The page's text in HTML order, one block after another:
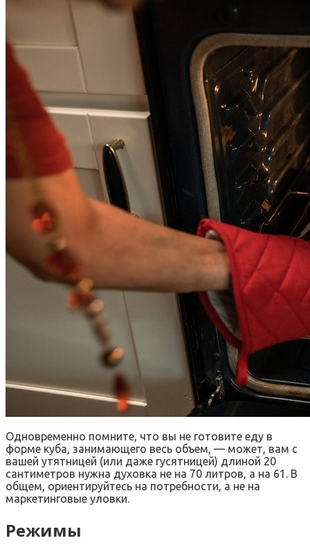
Одновременно помните, что вы не готовите еду в
форме куба, занимающего весь объем, — может, вам с
вашей утятницей (или даже гусятницей) длиной 20
сантиметров нужна духовка не на 70 литров, а на 61. В
общем, ориентируйтесь на потребности, а не на
маркетинговые уловки.
Режимы